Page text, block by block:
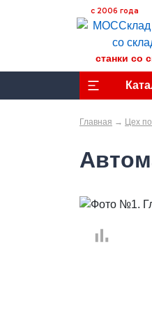
с 2006 года
станки со
Главная → Цех